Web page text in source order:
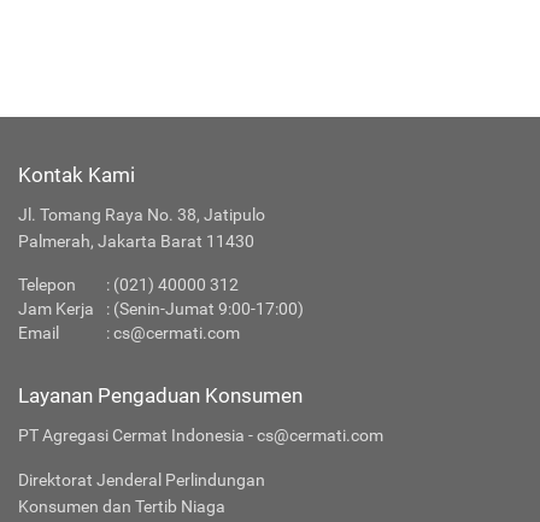
Kontak Kami
Jl. Tomang Raya No. 38, Jatipulo
Palmerah, Jakarta Barat 11430
Telepon : (021) 40000 312
Jam Kerja
: (Senin-Jumat 9:00-17:00)
Email
:cs@cermati.com
Layanan Pengaduan Konsumen
PT Agregasi Cermat Indonesia - cs@cermati.com
Direktorat Jenderal Perlindungan
Konsumen dan Tertib Niaga